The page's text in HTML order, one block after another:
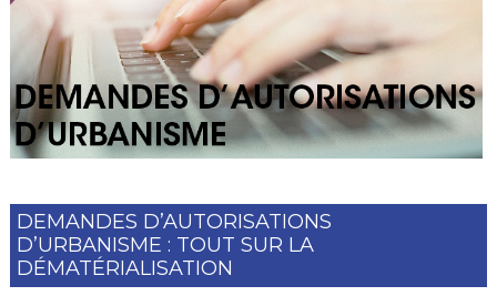
DEMANDES D’AUTORISATIONS
D’URBANISME : TOUT SUR LA
DÉMATÉRIALISATION